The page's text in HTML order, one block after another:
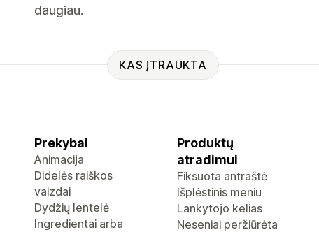
daugiau.
KAS ĮTRAUKTA
Prekybai
Animacija
Didelės raiškos
vaizdai
Dydžių lentelė
Ingredientai arba
Produktų
atradimui
Fiksuota antraštė
Išplėstinis meniu
Lankytojo kelias
Neseniai peržiūrėta